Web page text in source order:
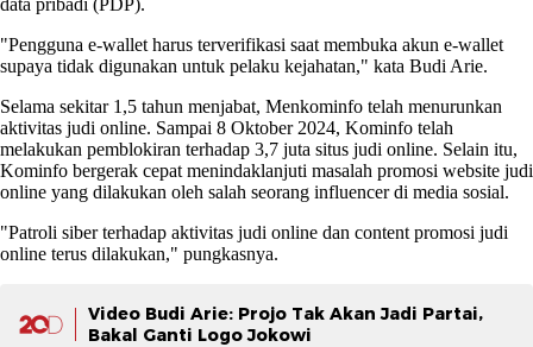
data pribadi (PDP).
"Pengguna e-wallet harus terverifikasi saat membuka akun e-wallet
supaya tidak digunakan untuk pelaku kejahatan," kata Budi Arie.
Selama sekitar 1,5 tahun menjabat, Menkominfo telah menurunkan
aktivitas judi online. Sampai 8 Oktober 2024, Kominfo telah
melakukan pemblokiran terhadap 3,7 juta situs judi online. Selain itu,
Kominfo bergerak cepat menindaklanjuti masalah promosi website judi
online yang dilakukan oleh salah seorang influencer di media sosial.
"Patroli siber terhadap aktivitas judi online dan content promosi judi
online terus dilakukan," pungkasnya.
Video Budi Arie: Projo Tak Akan Jadi Partai,
Bakal Ganti Logo Jokowi